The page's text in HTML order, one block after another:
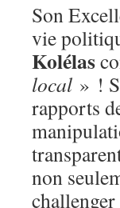
Son
vie
Kolélas
local » !
rapports
non